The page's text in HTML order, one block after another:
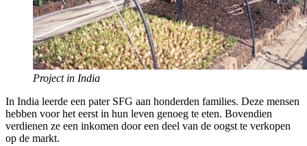
Project in India
In India leerde een pater SFG aan honderden families. Deze mensen
hebben voor het eerst in hun leven genoeg te eten. Bovendien
verdienen ze een inkomen door een deel van de oogst te verkopen
op de markt.